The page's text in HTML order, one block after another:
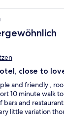
close to
and friendly ,
10 minute walk
and
little variation